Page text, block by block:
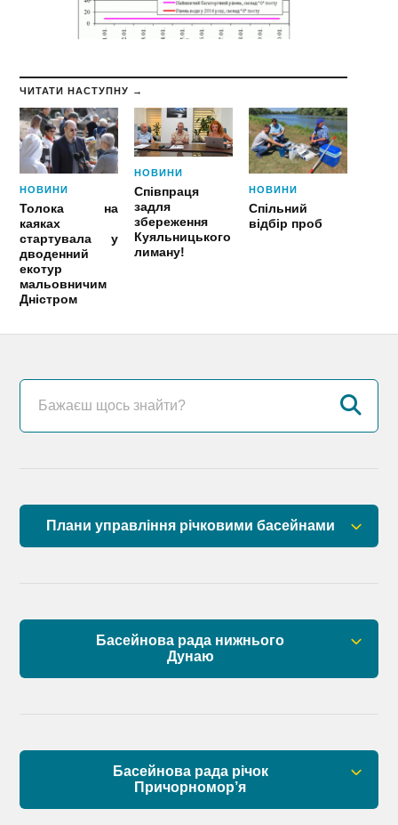
ЧИТАТИ НАСТУПНУ →
НОВИНИ
Толока на
каяках
стартувала у
дводенний
екотур
мальовничим
Дністром
НОВИНИ
Співпраця
задля
збереження
Куяльницького
лиману!
НОВИНИ
Спільний
відбір проб
Плани управління річковими басейнами
Басейнова рада нижнього
Дунаю
Склад Басейнової ради нижнього Дунаю
Басейнова рада річок
Причорномор’я